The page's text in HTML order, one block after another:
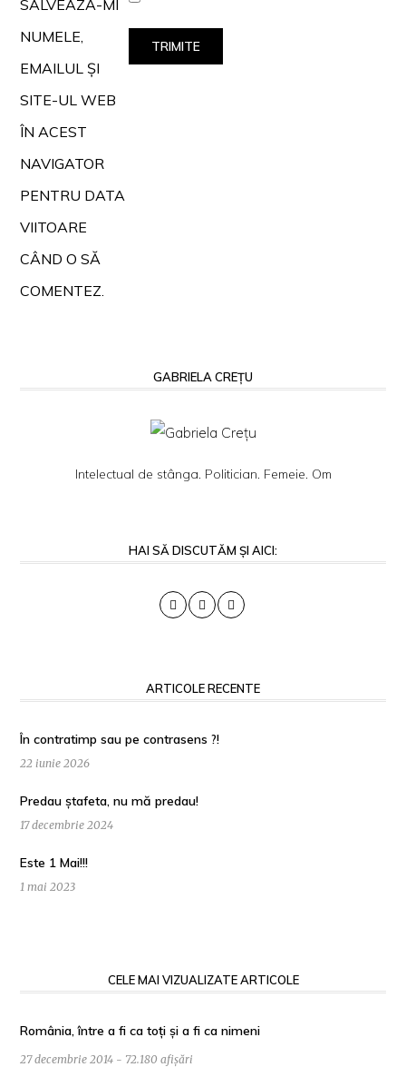
SALVEAZĂ-MI
NUMELE,
EMAILUL ȘI
SITE-UL WEB
ÎN ACEST
NAVIGATOR
PENTRU DATA
VIITOARE
CÂND O SĂ
COMENTEZ.
GABRIELA CREȚU
Intelectual de stânga. Politician. Femeie. Om
HAI SĂ DISCUTĂM ȘI AICI:
ARTICOLE RECENTE
În contratimp sau pe contrasens ?!
22 iunie 2026
Predau ștafeta, nu mă predau!
17 decembrie 2024
Este 1 Mai!!!
1 mai 2023
CELE MAI VIZUALIZATE ARTICOLE
România, între a fi ca toți și a fi ca nimeni
27 decembrie 2014 - 72.180 afișări